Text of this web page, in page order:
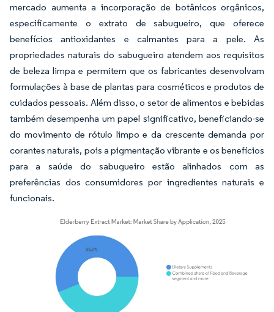
mercado aumenta a incorporação de botânicos orgânicos,
especificamente o extrato de sabugueiro, que oferece
benefícios antioxidantes e calmantes para a pele. As
propriedades naturais do sabugueiro atendem aos requisitos
de beleza limpa e permitem que os fabricantes desenvolvam
formulações à base de plantas para cosméticos e produtos de
cuidados pessoais. Além disso, o setor de alimentos e bebidas
também desempenha um papel significativo, beneficiando-se
do movimento de rótulo limpo e da crescente demanda por
corantes naturais, pois a pigmentação vibrante e os benefícios
para a saúde do sabugueiro estão alinhados com as
preferências dos consumidores por ingredientes naturais e
funcionais.